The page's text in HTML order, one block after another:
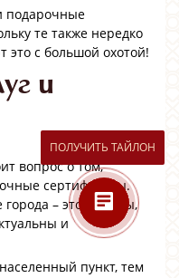
подарочные
те также нередко
с большой охотой!
и
вопрос о том,
сертификаты.
– это те зоны,
и
пункт, тем
ПОЛУЧИТЬ ТАЙЛОН